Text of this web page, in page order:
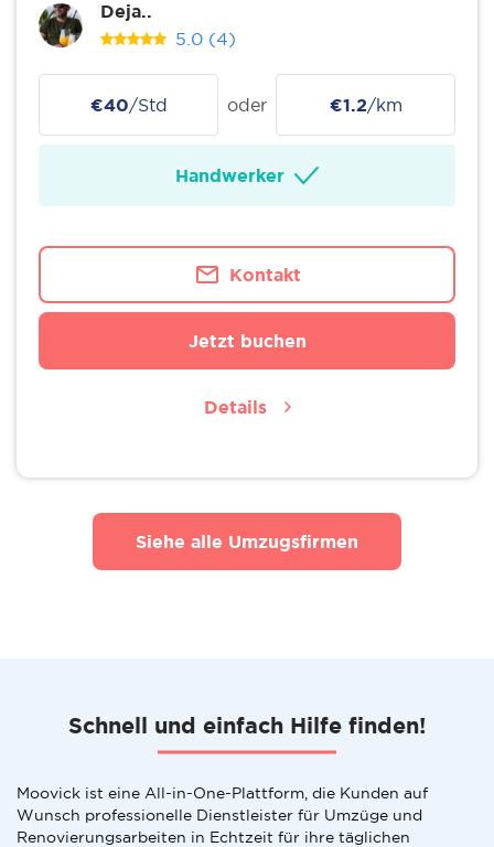
Deja..
5.0 (4)
€40/Std oder €1.2/km
Handwerker
Kontakt
Jetzt buchen
Details
Siehe alle Umzugsfirmen
Schnell und einfach Hilfe finden!
Moovick ist eine All-in-One-Plattform, die Kunden auf
Wunsch professionelle Dienstleister für Umzüge und
Renovierungsarbeiten in Echtzeit für ihre täglichen